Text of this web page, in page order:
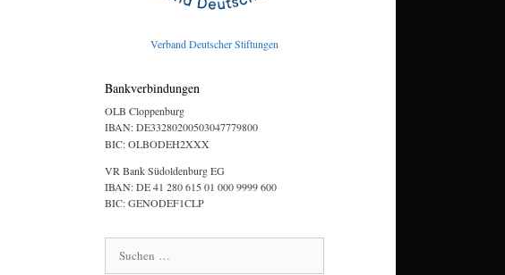
Verband Deutscher Stiftungen
Bankverbindungen
OLB Cloppenburg
IBAN: DE33280200503047779800
BIC: OLBODEH2XXX
VR Bank Südoldenburg EG
IBAN: DE 41 280 615 01 000 9999 600
BIC: GENODEF1CLP
nach: